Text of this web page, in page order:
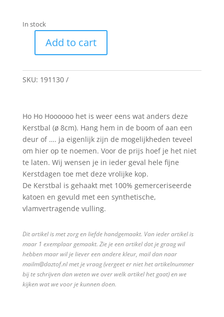
In stock
KerstbalAdd to cart
SKU: 191130
Ho Ho Hoooooo het is weer eens wat anders deze
Kerstbal (ø 8cm). Hang hem in de boom of aan een
deur of …. ja eigenlijk zijn de mogelijkheden teveel
om hier op te noemen. Voor de prijs hoef je het niet
te laten. Wij wensen je in ieder geval hele fijne
Kerstdagen toe met deze vrolijke kop.
De Kerstbal is gehaakt met 100% gemerceriseerde
katoen en gevuld met een synthetische,
vlamvertragende vulling.
Dit artikel is met zorg en liefde handgemaakt. Van ieder artikel is
maar 1 exemplaar gemaakt. Zie je een artikel dat je graag wil
hebben maar wil je liever een andere kleur, mail dan naar
mailm@daztof.nl met je vraag (vergeet er niet het artikelnummer
bij te schrijven dan weten we over welk artikel het gaat) en we
kijken wat we voor je kunnen doen.